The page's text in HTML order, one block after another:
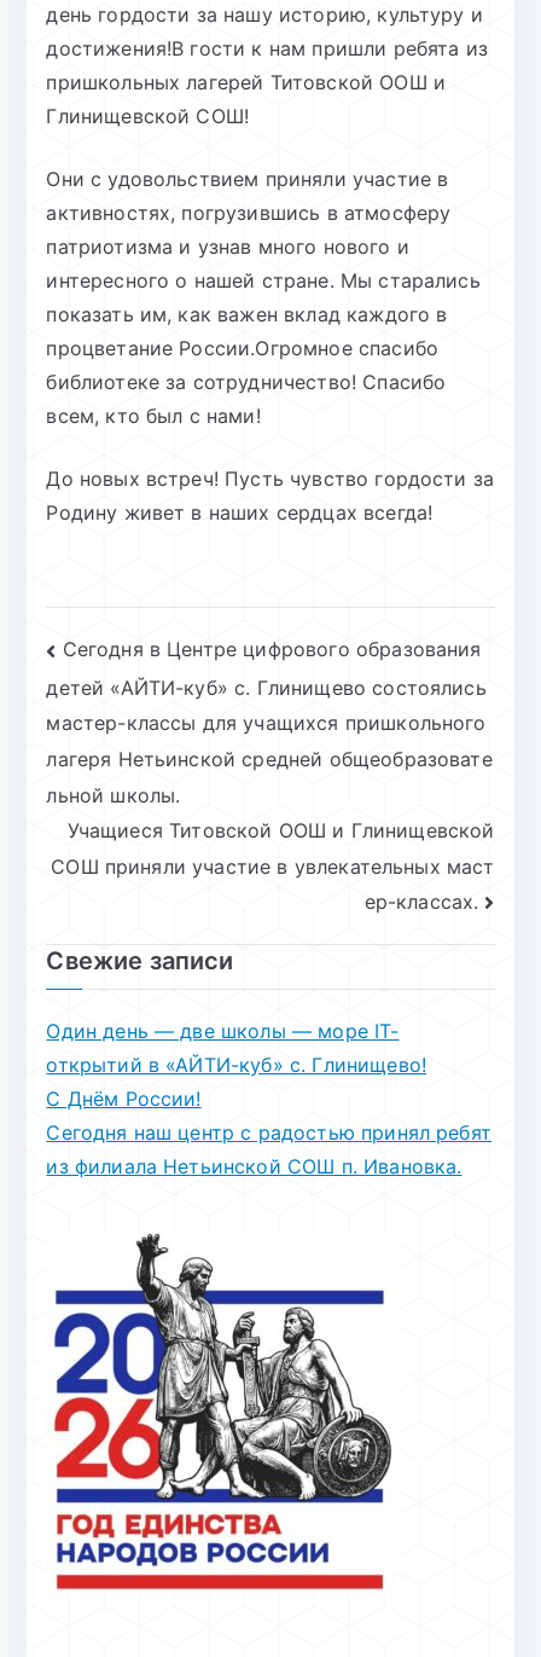
день гордости за нашу историю, культуру и
достижения!В гости к нам пришли ребята из
пришкольных лагерей Титовской ООШ и
Глинищевской СОШ!
Они с удовольствием приняли участие в
активностях, погрузившись в атмосферу
патриотизма и узнав много нового и
интересного о нашей стране. Мы старались
показать им, как важен вклад каждого в
процветание России.Огромное спасибо
библиотеке за сотрудничество! Спасибо
всем, кто был с нами!
До новых встреч! Пусть чувство гордости за
Родину живет в наших сердцах всегда!
Навигация
по
записям
Сегодня в Центре цифрового образования
детей «АЙТИ-куб» с. Глинищево состоялись
мастер-классы для учащихся пришкольного
лагеря Нетьинской средней общеобразовате
льной школы.
Учащиеся Титовской ООШ и Глинищевской
СОШ приняли участие в увлекательных маст
ер-классах.
Свежие записи
Один день — две школы — море IT-
открытий в «АЙТИ-куб» с. Глинищево!
С Днём России!
Сегодня наш центр с радостью принял ребят
из филиала Нетьинской СОШ п. Ивановка.